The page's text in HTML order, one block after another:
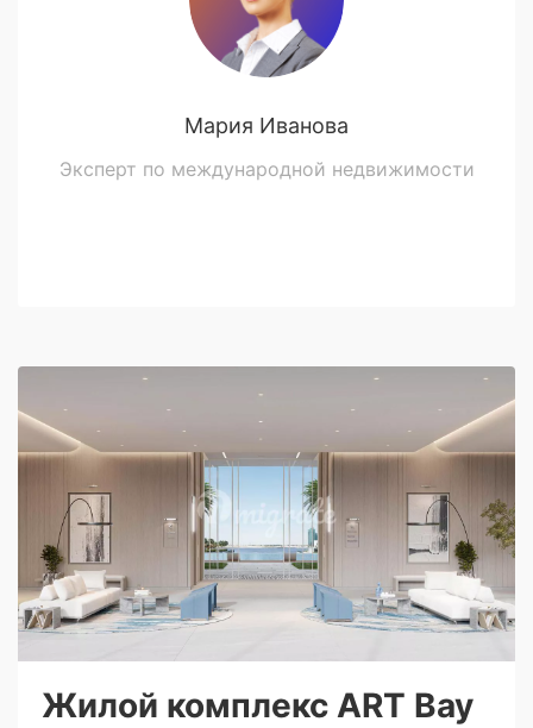
Мария Иванова
Эксперт по международной недвижимости
Жилой комплекс ART Bay